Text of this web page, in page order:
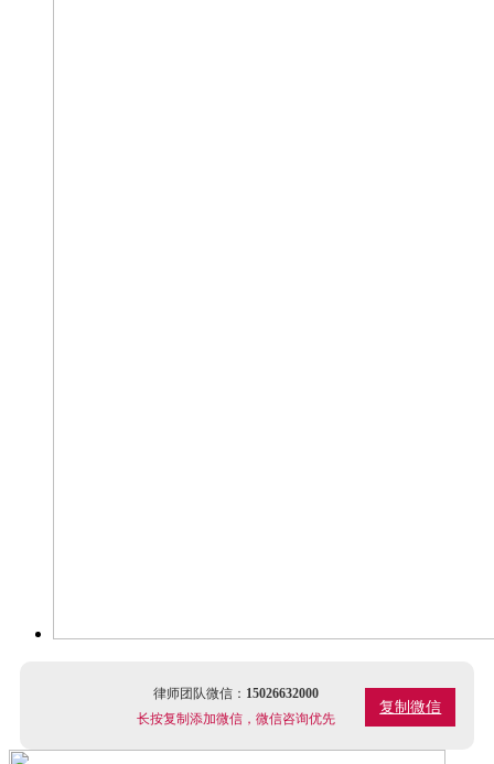
律师团队微信： 15026632000
长按复制添加微信，微信咨询优先
复制微信